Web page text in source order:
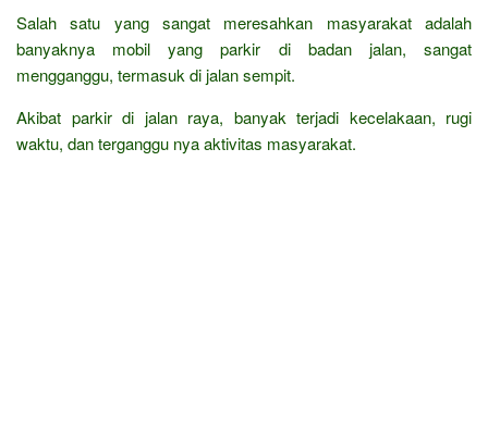
Salah satu yang sangat meresahkan masyarakat adalah
banyaknya mobil yang parkir di badan jalan, sangat
mengganggu, termasuk di jalan sempit.
Akibat parkir di jalan raya, banyak terjadi kecelakaan, rugi
waktu, dan terganggu nya aktivitas masyarakat.